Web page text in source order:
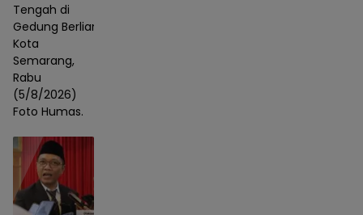
Tengah di
Gedung Berlian,
Kota
Semarang,
Rabu
(5/8/2026)
Foto Humas.